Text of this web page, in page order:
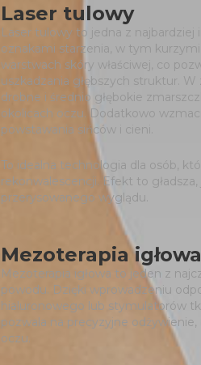
Laser tulowy
Laser tulowy to jedna z
oznakami starzenia, w tym
warstwach skóry właściwej, co
uszkadzania głębszych struktur.
drobne i średnio głębokie
okolicach oczu. Dodatkowo
powstawania sińców i cieni.
To idealna technologia dla osób,
rekonwalescencji. Efekt to
przerysowanego wyglądu.
Mezoterapia igłowa
Mezoterapia igłowa to jeden z
powodu. Dzięki wprowadzeniu
hialuronowego lub stymulatorów
pozwala na precyzyjne
oczu.